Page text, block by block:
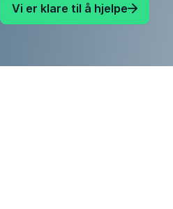
Vi er klare til å hjelpe